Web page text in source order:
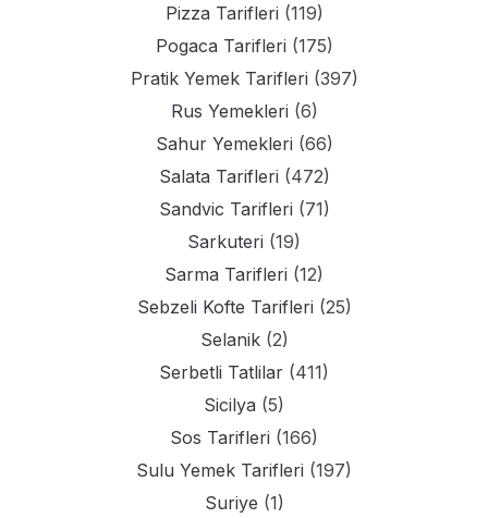
Pizza Tarifleri (119)
Pogaca Tarifleri (175)
Pratik Yemek Tarifleri (397)
Rus Yemekleri (6)
Sahur Yemekleri (66)
Salata Tarifleri (472)
Sandvic Tarifleri (71)
Sarkuteri (19)
Sarma Tarifleri (12)
Sebzeli Kofte Tarifleri (25)
Selanik(2)
Serbetli Tatlilar (411)
Sicilya (5)
Sos Tarifleri (166)
Sulu Yemek Tarifleri (197)
Suriye (1)